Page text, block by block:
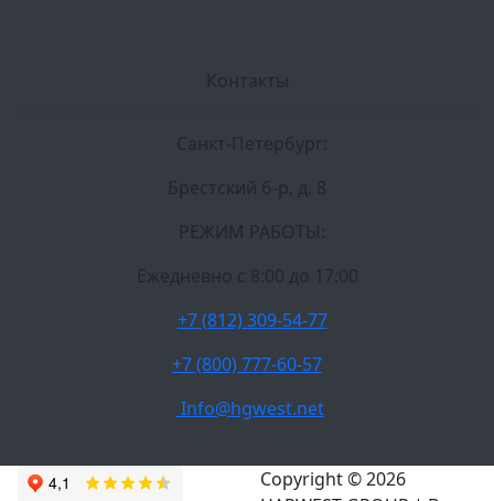
Контакты
Санкт-Петербург:
Брестский б-р, д. 8
РЕЖИМ РАБОТЫ:
Ежедневно c 8:00 до 17:00
+7 (812) 309-54-77
+7 (800) 777-60-57
Info@hgwest.net
Copyright © 2026